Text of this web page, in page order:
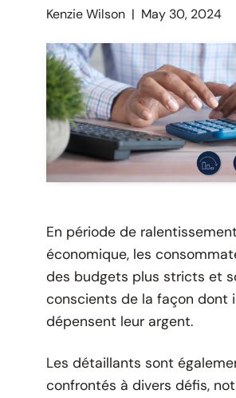
Kenzie Wilson| May 30, 2024
En période de
économique, les
des budgets plus stricts et
conscients de la façon dont
dépensent leur argent.
Les détaillants sont
confrontés à divers défis,